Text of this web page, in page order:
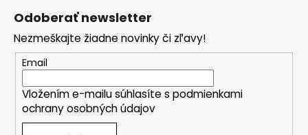
Odoberať newsletter
Nezmeškajte žiadne novinky či zľavy!
Email
Vložením e-mailu súhlasíte s podmienkami
ochrany osobných údajov